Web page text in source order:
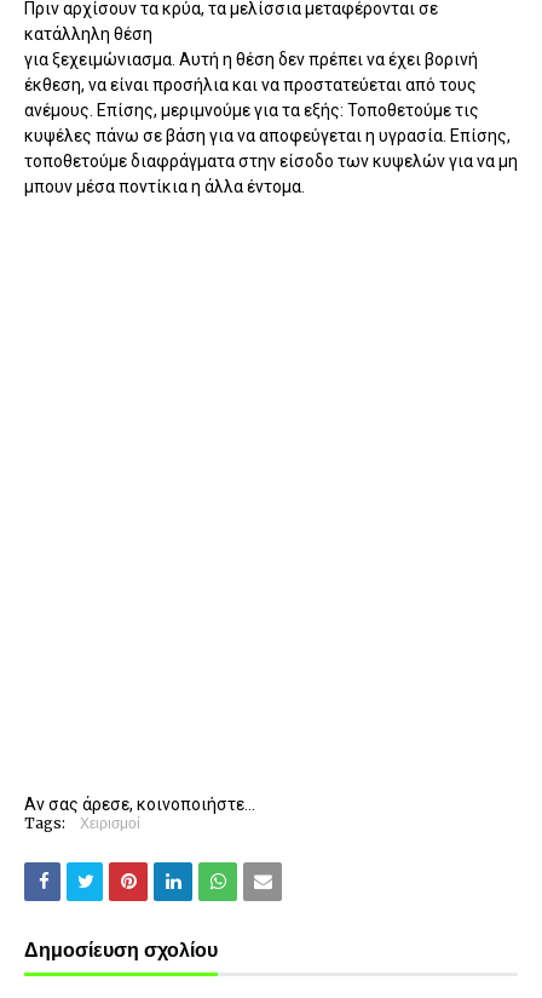
Πριν αρχίσουν τα κρύα, τα µελίσσια µεταφέρονται σε
κατάλληλη θέση
για ξεχειµώνιασµα. Αυτή η θέση δεν πρέπει να έχει βορινή
έκθεση, να είναι προσήλια και να προστατεύεται από τους
ανέµους. Επίσης, µεριµνούµε για τα εξής: Τοποθετούµε τις
κυψέλες πάνω σε βάση για να αποφεύγεται η υγρασία. Επίσης,
τοποθετούµε διαφράγµατα στην είσοδο των κυψελών για να µη
µπουν µέσα ποντίκια η άλλα έντομα.
Αν σας άρεσε, κοινοποιήστε...
Tags: Χειρισμοί
Δημοσίευση σχολίου